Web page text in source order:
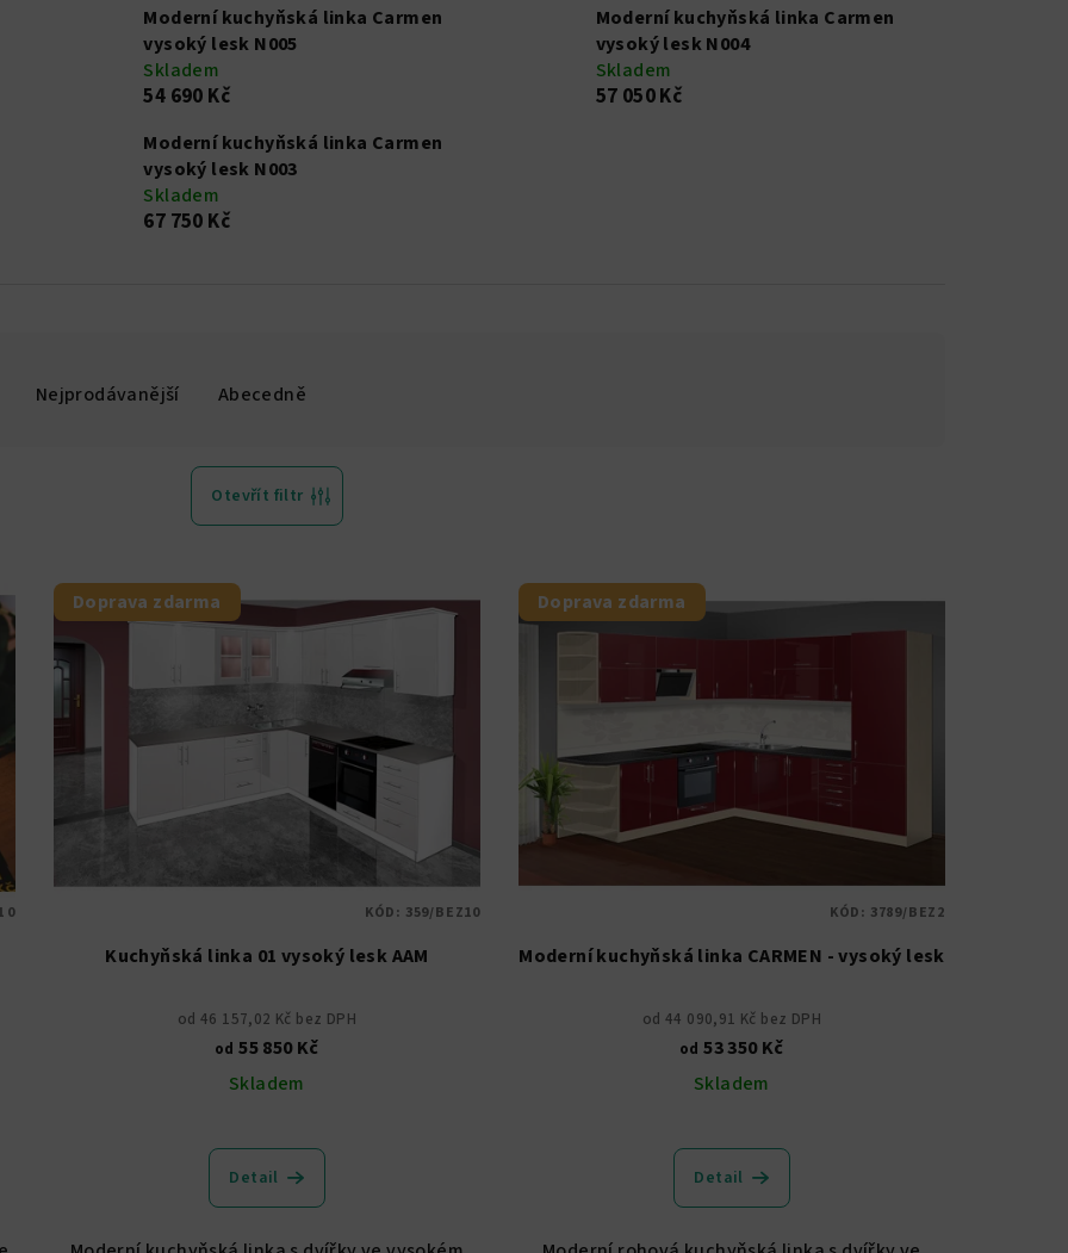
Moderní kuchyňská linka Carmen
vysoký lesk N005
Skladem
54 690 Kč
Moderní kuchyňská linka Carmen
vysoký lesk N004
Skladem
57 050 Kč
Moderní kuchyňská linka Carmen
vysoký lesk N003
Skladem
67 750 Kč
Nejprodávanější Abecedně
Otevřít filtr
0
Doprava zdarma
Kuchyňská linka 01 vysoký lesk AAM
od 46 157,02 Kč bez DPH
od 55 850 Kč
Skladem
hodnocení
produktu
je
5,0
Detail
KÓD: 359/BEZ10
Doprava zdarma
Moderní kuchyňská linka CARMEN - vysoký lesk
od 44 090,91 Kč bez DPH
od 53 350 Kč
Skladem
Detail
KÓD: 3789/BEZ2